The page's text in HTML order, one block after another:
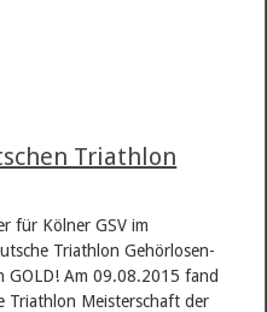
Triathlon
für Kölner GSV im
Triathlon Gehörlosen-
GOLD! Am 09.08.2015 fand
Triathlon Meisterschaft der